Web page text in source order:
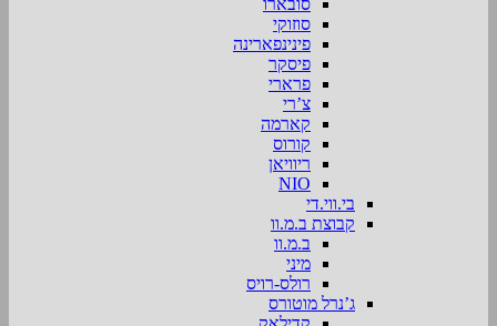
סוזוקי
פינינפארינה
פיסקר
פרארי
צ’רי
קארמה
קורוס
ריוויאן
NIO
בי.ווי.די
קבוצת ב.מ.וו
ב.מ.וו
מיני
רולס-רויס
ג’נרל מוטורס